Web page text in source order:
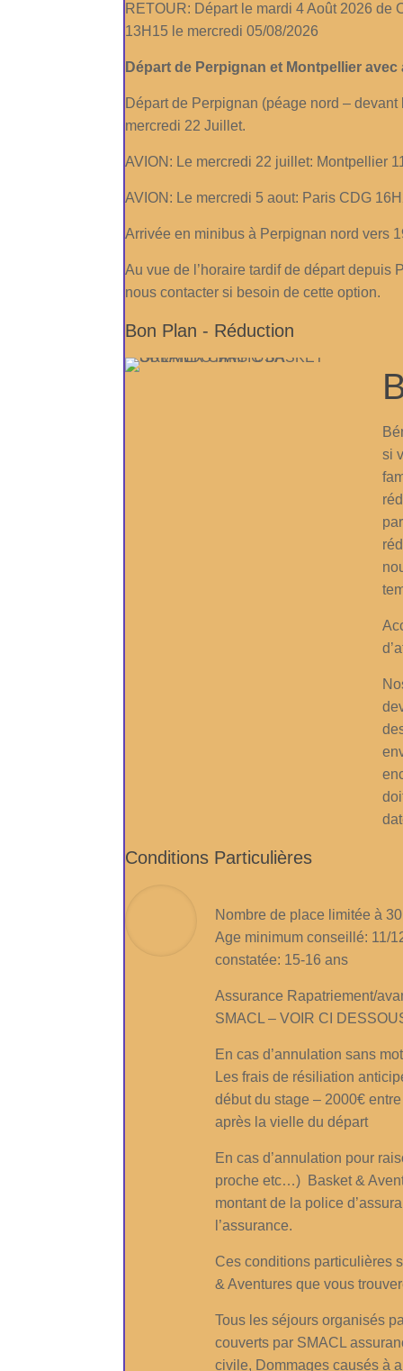
RETOUR: Départ le mardi 4 Août 2026 de
13H15 le mercredi 05/08/2026
Départ de Perpignan et Montpellier
Départ de Perpignan (péage nord –
mercredi 22 Juillet.
AVION: Le mercredi 22 juillet: Montpellier
AVION: Le mercredi 5 aout: Paris CDG
Arrivée en minibus à Perpignan nord vers
Au vue de l’horaire tardif de départ depuis
nous contacter si besoin de cette option.
Bon Plan - Réduction
si
Conditions Particulières
Nombre de place limitée à 30
Age minimum conseillé: 11/
constatée: 15-16 ans
Assurance Rapatriement/
SMACL – VOIR CI
En cas d’annulation sans
Les frais de résiliation
début du stage – 2000€
après la vielle du départ
En cas d’annulation pour
proche etc…) Basket &
montant de la police
l’assurance.
Ces conditions particulières
& Aventures que vous
Tous les séjours organisés
couverts par SMACL
civile, Dommages causés à